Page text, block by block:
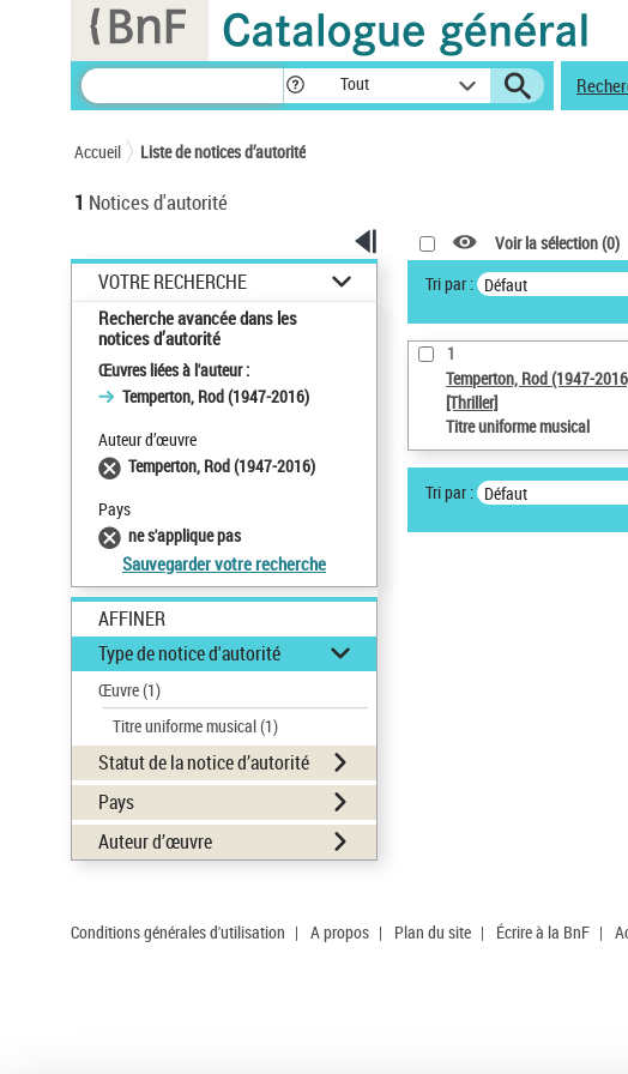
Tout
Accueil Liste de notices d’autorité
1 Notices d'autorité
VOTRE RECHERCHE
Recherche avancée dans les
notices d’autorité
Œuvres liées à l'auteur :
Temperton, Rod (1947-2016)
Auteur d’œuvre
Temperton, Rod (1947-2016)
Pays
ne s'applique pas
Sauvegarder votre recherche
AFFINER
Type de notice d'autorité
Œuvre(1)
Titre uniforme musical(1)
Statut de la notice d’autorité
Pays
Auteur d’œuvre
Voir la sélection (0)
Tri par : Défaut
1
Temperton, Rod (1947-
[Thriller]
Titre uniforme musical
Tri par : Défaut
Conditions générales d'utilisation | A propos | Plan du site | Écrire à la BnF |
Panneau de gestion des cookies